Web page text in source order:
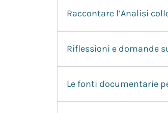
Raccontare l’Analisi
Riflessioni e domande
Le fonti documentarie